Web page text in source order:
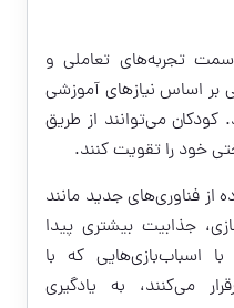
سمت تجربه‌های تعاملی و
اساس نیازهای آموزشی
می‌توانند از طریق
خود را تقویت کنند.
از فناوری‌های جدید مانند
جذابیت بیشتری پیدا
اسباب‌بازی‌هایی که با
می‌کنند، به یادگیری